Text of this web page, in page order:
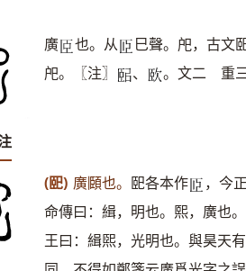
廣𦣞 也。从𦣝巳聲。戺，古文
戺。〖注〗 𦣤 、 𣢮 。文二 重
(巸) 廣頥也。 巸各本作𦣝，今
命傳曰：緝，明也。熙，廣也
王曰：緝煕，光明也。與昊天